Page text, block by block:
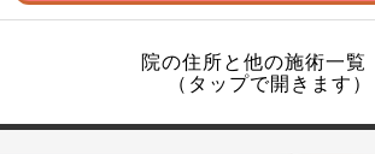
院の住所と他の施術一覧
（タップで開きます）